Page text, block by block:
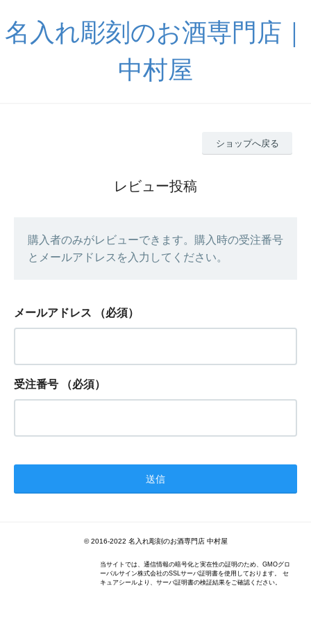
名入れ彫刻のお酒専門店｜
中村屋
ショップへ戻る
レビュー投稿
購入者のみがレビューできます。購入時の受注番号
とメールアドレスを入力してください。
メールアドレス （必須）
受注番号 （必須）
© 2016-2022 名入れ彫刻のお酒専門店 中村屋
当サイトでは、通信情報の暗号化と実在性の証明のため、GMOグロ
ーバルサイン株式会社のSSLサーバ証明書を使用しております。 セ
キュアシールより、サーバ証明書の検証結果をご確認ください。